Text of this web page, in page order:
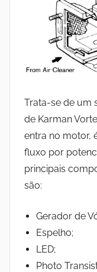
Trata-se de um
de Karman
entra no motor,
fluxo por
principais
são:
Gerador de
Espelho;
LED;
Photo